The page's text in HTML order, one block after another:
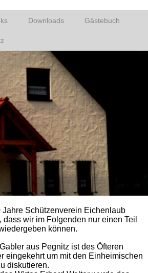
Downloads Gästebuch
Schützenverein Eichenlaub
wir im Folgenden nur einen Teil
können.
aus Pegnitz ist des Öfteren
eingekehrt um mit den Einheimischen
diskutieren.